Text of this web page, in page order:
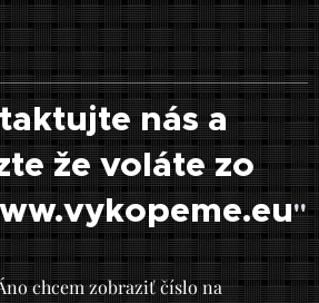
nás a
že voláte zo
"
chcem zobraziť číslo na